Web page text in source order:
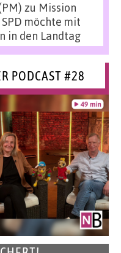
zu Mission
möchte mit
in den Landtag
PODCAST #28